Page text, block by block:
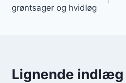
grøntsager og hvidløg
Lignende indlæg